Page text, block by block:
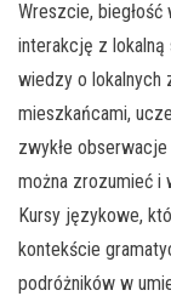
Wreszcie,
interakcję z lokalną
wiedzy o lokalnych
mieszkańcami,
zwykłe
można zrozumieć i
Kursy językowe,
kontekście
podróżników w